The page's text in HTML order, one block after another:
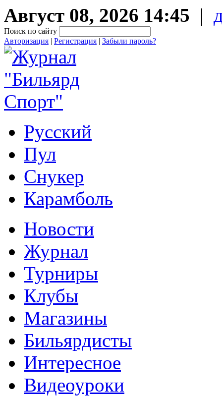
Август 08, 2026 14:45 |
Поиск по сайту
Авторизация | Регистрация | Забыли пароль?
Русский
Пул
Снукер
Карамболь
Новости
Журнал
Турниры
Клубы
Магазины
Бильярдисты
Интересное
Видеоуроки